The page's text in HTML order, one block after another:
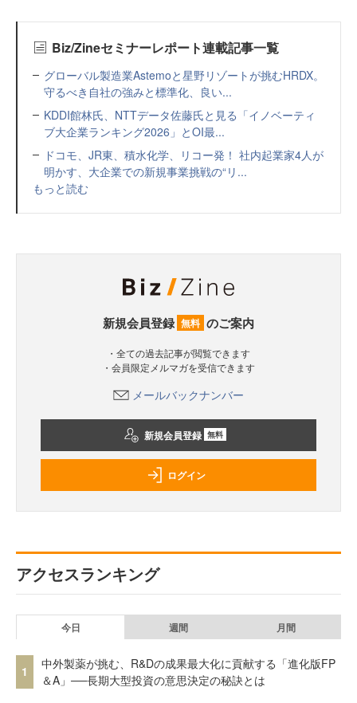
Biz/Zineセミナーレポート連載記事一覧
グローバル製造業Astemoと星野リゾートが挑むHRDX。
守るべき自社の強みと標準化、良い...
KDDI館林氏、NTTデータ佐藤氏と見る「イノベーティ
ブ大企業ランキング2026」とOI最...
ドコモ、JR東、積水化学、リコー発！ 社内起業家4人が
明かす、大企業での新規事業挑戦の“リ...
もっと読む
新規会員登録 無料 のご案内
・全ての過去記事が閲覧できます
・会員限定メルマガを受信できます
メールバックナンバー
新規会員登録 無料
ログイン
アクセスランキング
今日 週間 月間
1
中外製薬が挑む、R&Dの成果最大化に貢献する「進化版FP
＆A」──長期大型投資の意思決定の秘訣とは